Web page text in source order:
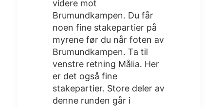
videre mot
Brumundkampen. Du får
noen fine stakepartier på
myrene før du når foten av
Brumundkampen. Ta til
venstre retning Målia. Her
er det også fine
stakepartier. Store deler av
denne runden går i